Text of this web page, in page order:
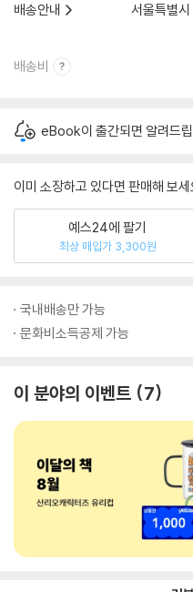
배송안내
서울특별
배송비
eBook이 출간되면 알려드
이미 소장하고 있다면 판매해 보세
예스24에 팔기
최상 매입가 3,300원
국내배송만 가능
문화비소득공제 가능
이 분야의 이벤트 7